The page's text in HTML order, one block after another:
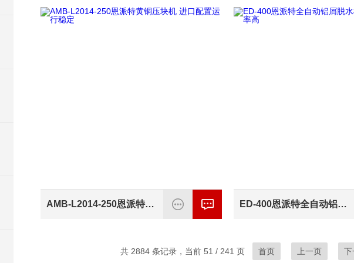
AMB-L2014-250恩派特黄铜压块机 进口配置运行稳定 ED-400恩派特全自动铝屑脱水机 自动操作干燥率高
共 2884 条记录，当前 51 / 241 页 首页 上一页 下